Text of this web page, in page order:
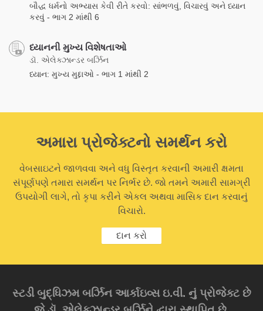
બૌદ્ધ ધર્મનો અભ્યાસ કેવી રીતે કરવો: સાંભળવું, વિચારવું અને ધ્યાન
કરવું - ભાગ 2 માંથી 6
ધ્યાનની મુખ્ય વિશેષતાઓ
ડૉ. એલેક્ઝાન્ડર બર્ઝિન
ધ્યાન: મુખ્ય મુદ્દાઓ - ભાગ 1 માંથી 2
અમારા પ્રોજેક્ટનો સમર્થન કરો
વેબસાઇટને જાળવવા અને વધુ વિસ્તૃત કરવાની અમારી ક્ષમતા
સંપૂર્ણપણે તમારા સમર્થન પર નિર્ભર છે. જો તમને અમારી સામગ્રી
ઉપયોગી લાગે, તો કૃપા કરીને એકલ અથવા માસિક દાન કરવાનું
વિચારો.
દાન કરો
સ્ટડી બુદ્ધિઝમ બર્ઝિન આર્કાઇવ્સ ઇ.વી. નું પ્રોજેક્ટ છે